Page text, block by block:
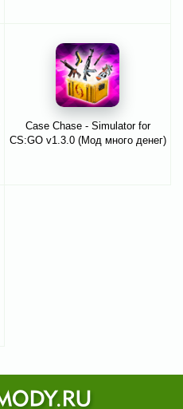
Case Chase - Simulator for
CS:GO v1.3.0 (Мод много денег)